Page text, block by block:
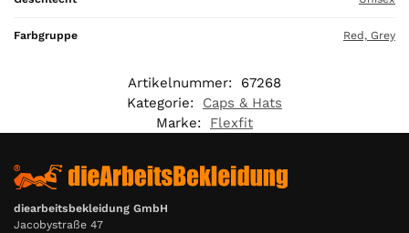
Farbgruppe Red, Grey
Artikelnummer:
67268
Kategorie:
Caps & Hats
Marke:
Flexfit
diearbeitsbekleidung GmbH
Jacobystraße 47